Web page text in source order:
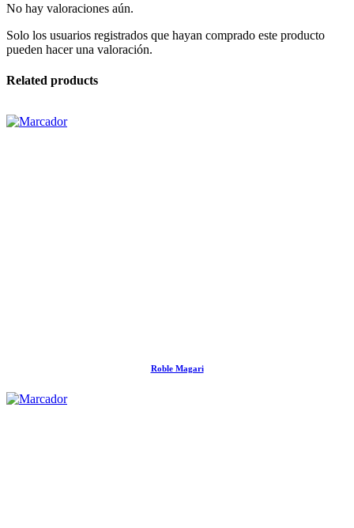
No hay valoraciones aún.
Solo los usuarios registrados que hayan comprado este producto
pueden hacer una valoración.
Related products
Roble Magari